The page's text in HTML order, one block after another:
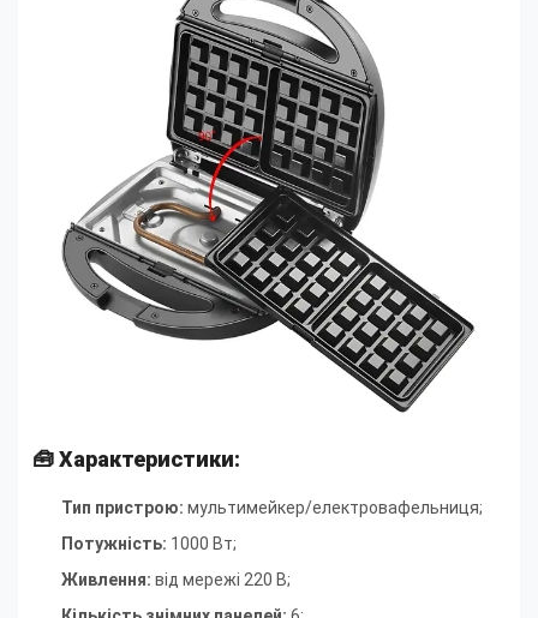
🧰Характеристики:
Тип пристрою: мультимейкер/електровафельниця;
Потужність: 1000 Вт;
Живлення: від мережі 220 В;